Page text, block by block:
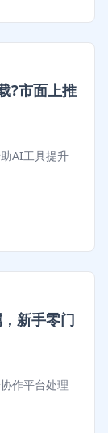
?市面上推
AI工具提升
新手零门
作平台处理